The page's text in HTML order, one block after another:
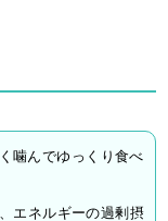
噛んでゆっくり食べ
エネルギーの過剰摂